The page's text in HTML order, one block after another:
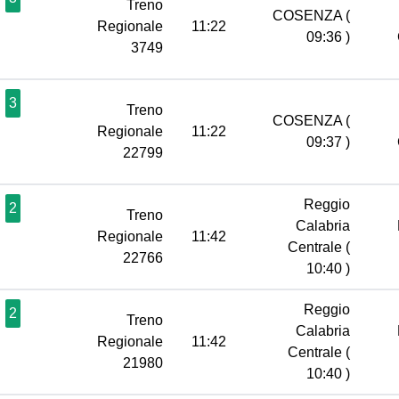
Treno
Regionale
3749
11:22
COSENZA (
09:36 )
3
Treno
Regionale
22799
11:22
COSENZA (
09:37 )
2
Treno
Regionale
22766
11:42
Reggio
Calabria
Centrale (
10:40 )
2
Treno
Regionale
21980
11:42
Reggio
Calabria
Centrale (
10:40 )